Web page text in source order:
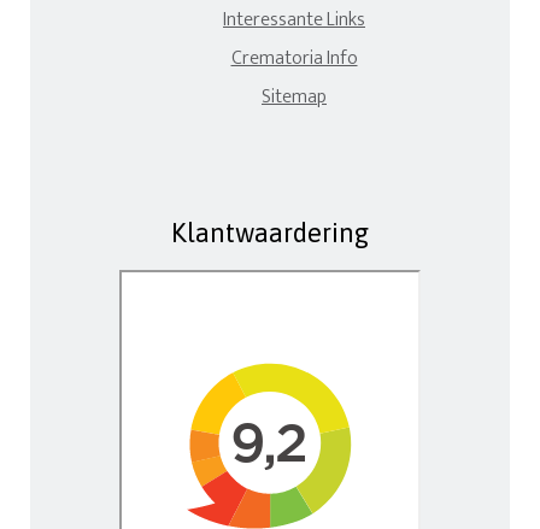
Interessante Links
Crematoria Info
Sitemap
Klantwaardering